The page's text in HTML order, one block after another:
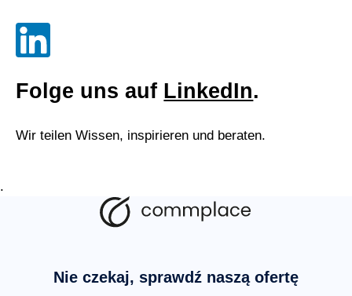
Folge uns auf LinkedIn.
Wir teilen Wissen, inspirieren und beraten.
.
Nie czekaj, sprawdź naszą ofertę